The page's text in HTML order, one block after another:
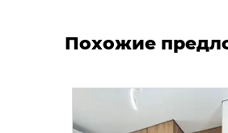
Похожие